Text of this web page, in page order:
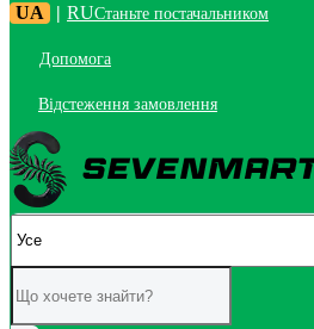
UA | RUСтаньте постачальником
Допомога
Відстеження замовлення